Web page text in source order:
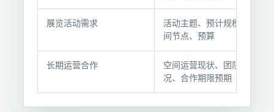
要
点展览活动需求
活动主题、预计规模、时
间节点、预算
长期运营合作
空间运营现状、团队情
况、合作期限预期